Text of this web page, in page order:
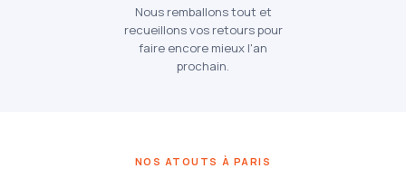
Nous remballons tout et
recueillons vos retours pour
faire encore mieux l'an
prochain.
NOS ATOUTS À PARIS